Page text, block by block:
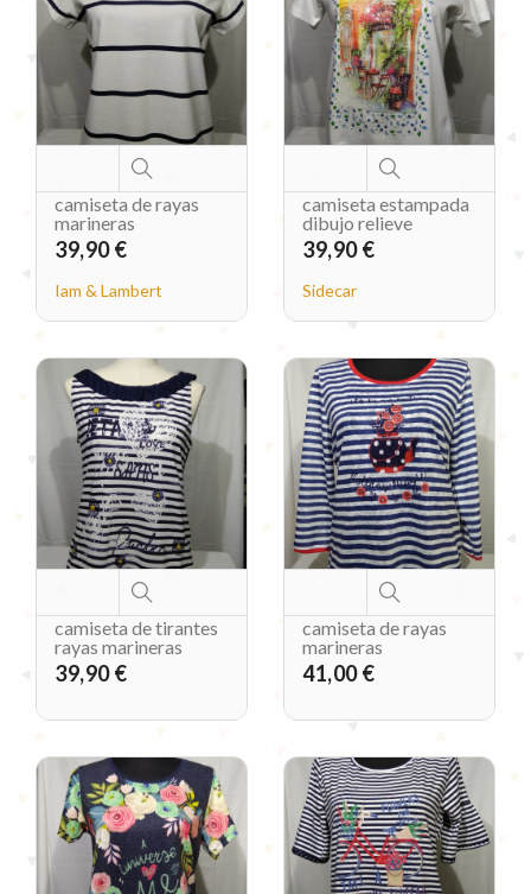
camiseta de rayas
marineras
39,90 €
Iam & Lambert
camiseta estampada
dibujo relieve
39,90 €
Sidecar
camiseta de tirantes
rayas marineras
39,90 €
camiseta de rayas
marineras
41,00 €